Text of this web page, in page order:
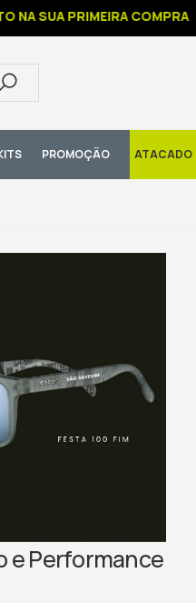
SUA PRIMEIRA COMPRA
PROMOÇÃO ATACADO
e Performance